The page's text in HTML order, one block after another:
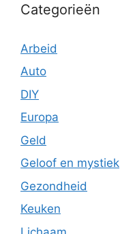
Categorieën
Arbeid
Auto
DIY
Europa
Geld
Geloof en mystiek
Gezondheid
Keuken